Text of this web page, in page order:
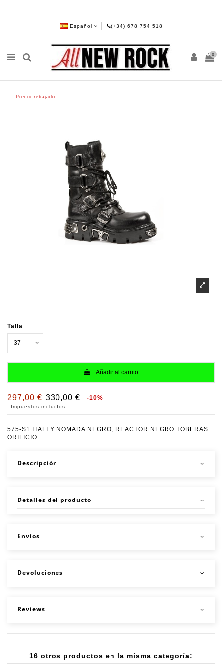
Español (+34) 678 754 518
0
Precio rebajado
Talla
Añadir al carrito
297,00 € 330,00 € -10%
Impuestos incluidos
575-S1 ITALI Y NOMADA NEGRO, REACTOR NEGRO TOBERAS
ORIFICIO
Descripción
Detalles del producto
Envíos
Devoluciones
Reviews
16 otros productos en la misma categoría: